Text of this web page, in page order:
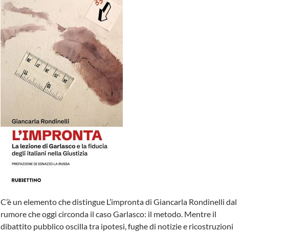
C’è un elemento che distingue L’impronta di Giancarla Rondinelli dal
rumore che oggi circonda il caso Garlasco: il metodo. Mentre il
dibattito pubblico oscilla tra ipotesi, fughe di notizie e ricostruzioni